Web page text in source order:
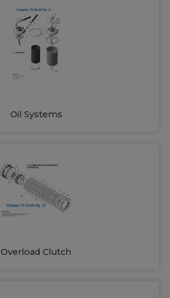
Oil Systems
Overload Clutch